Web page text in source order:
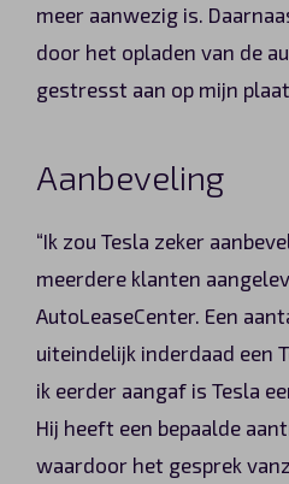
meer aanwezig is.
door het opladen van de
gestresst aan op mijn
Aanbeveling
“Ik zou Tesla zeker
meerdere klanten
AutoLeaseCenter. Een
uiteindelijk inderdaad een
ik eerder aangaf is Tesla
Hij heeft een bepaalde
waardoor het gesprek